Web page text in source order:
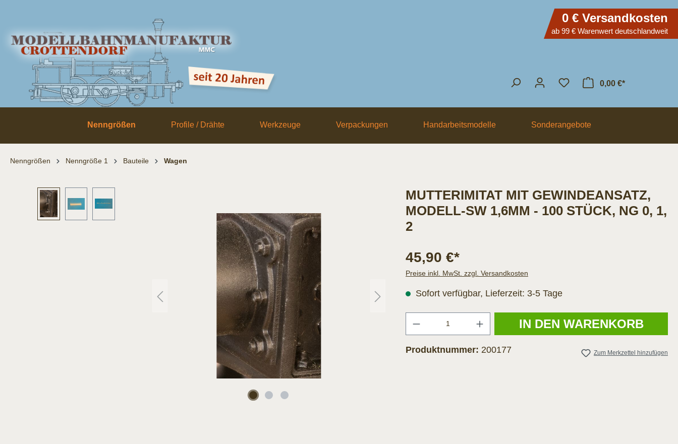
0 € Versandkosten
ab 99 € Warenwert deutschlandweit
0,00 €*
Nenngrößen Profile / Drähte Werkzeuge Verpackungen Handarbeitsmodelle Sonderangebote
Nenngrößen Nenngröße 1 Bauteile Wagen
MUTTERIMITAT MIT GEWINDEANSATZ,
MODELL-SW 1,6MM - 100 STÜCK, NG 0, 1,
2
45,90 €*
Preise inkl. MwSt. zzgl. Versandkosten
Sofort verfügbar, Lieferzeit: 3-5 Tage
IN DEN WARENKORB
Zum Merkzettel hinzufügen
Produktnummer: 200177